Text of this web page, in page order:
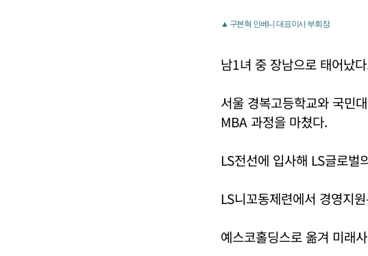
▲ 구본혁 인베니 대표이사 부회장.
남1녀 중 장남으로 태어났
서울 경복고등학교와 국민
MBA 과정을 마쳤다.
LS전선에 입사해 LS글로벌
LS니꼬동제련에서 경영지
예스코홀딩스로 옮겨 미래